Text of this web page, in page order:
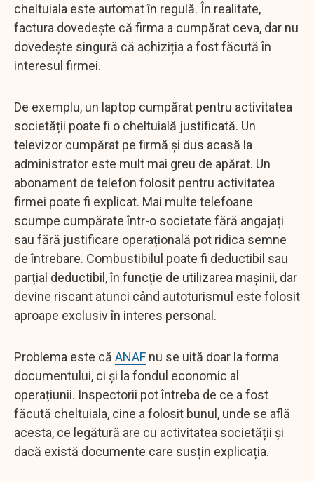
cheltuiala este automat în regulă. În realitate,
factura dovedește că firma a cumpărat ceva, dar nu
dovedește singură că achiziția a fost făcută în
interesul firmei.
De exemplu, un laptop cumpărat pentru activitatea
societății poate fi o cheltuială justificată. Un
televizor cumpărat pe firmă și dus acasă la
administrator este mult mai greu de apărat. Un
abonament de telefon folosit pentru activitatea
firmei poate fi explicat. Mai multe telefoane
scumpe cumpărate într-o societate fără angajați
sau fără justificare operațională pot ridica semne
de întrebare. Combustibilul poate fi deductibil sau
parțial deductibil, în funcție de utilizarea mașinii, dar
devine riscant atunci când autoturismul este folosit
aproape exclusiv în interes personal.
Problema este că ANAF nu se uită doar la forma
documentului, ci și la fondul economic al
operațiunii. Inspectorii pot întreba de ce a fost
făcută cheltuiala, cine a folosit bunul, unde se află
acesta, ce legătură are cu activitatea societății și
dacă există documente care susțin explicația.